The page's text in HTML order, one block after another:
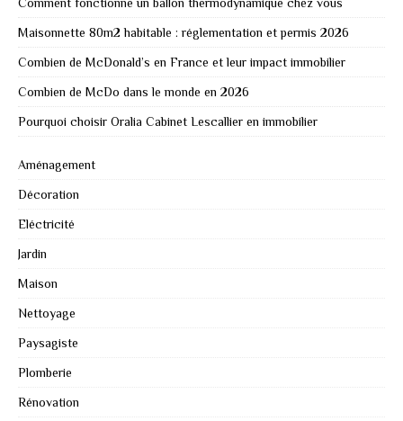
Comment fonctionne un ballon thermodynamique chez vous
Maisonnette 80m2 habitable : réglementation et permis 2026
Combien de McDonald’s en France et leur impact immobilier
Combien de McDo dans le monde en 2026
Pourquoi choisir Oralia Cabinet Lescallier en immobilier
Aménagement
Décoration
Eléctricité
Jardin
Maison
Nettoyage
Paysagiste
Plomberie
Rénovation